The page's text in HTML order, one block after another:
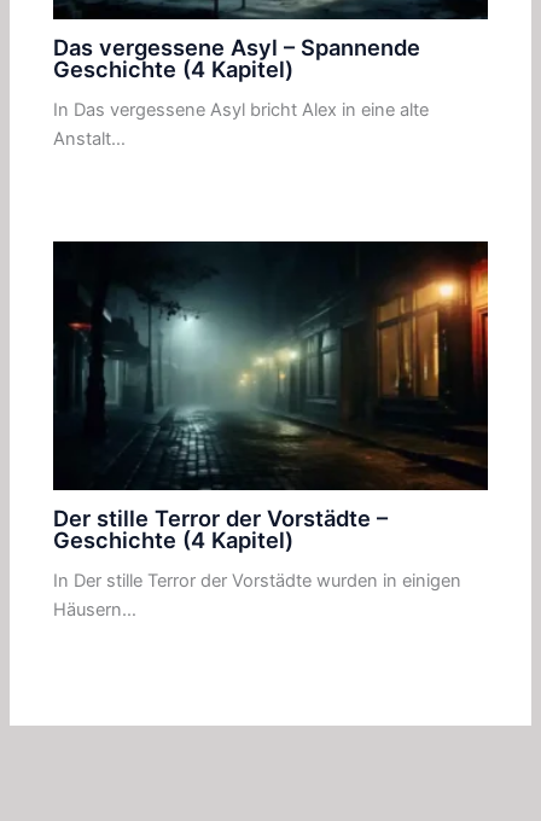
Das vergessene Asyl – Spannende
Geschichte (4 Kapitel)
In Das vergessene Asyl bricht Alex in eine alte
Anstalt…
Der stille Terror der Vorstädte –
Geschichte (4 Kapitel)
In Der stille Terror der Vorstädte wurden in einigen
Häusern…